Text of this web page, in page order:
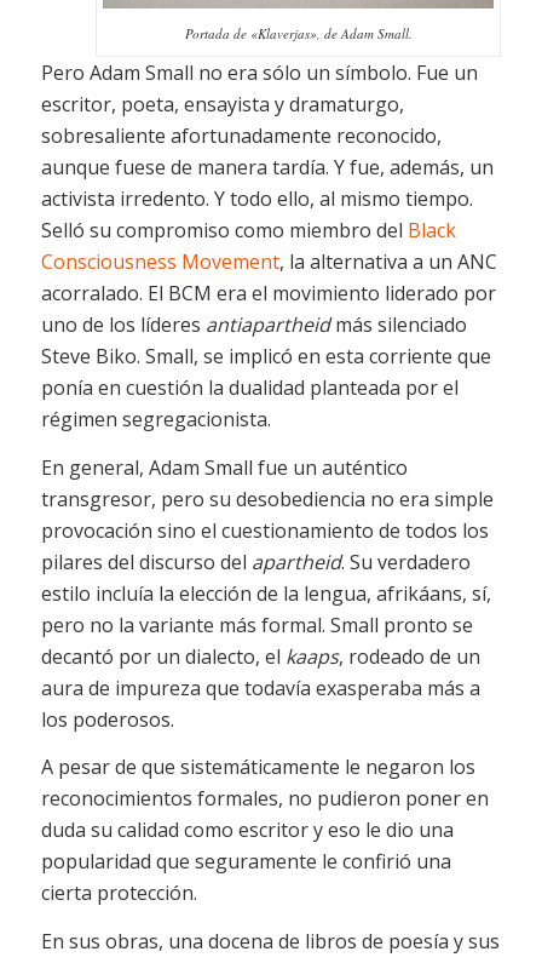
Portada de «Klaverjas», de Adam Small.
Pero Adam Small no era sólo un símbolo. Fue un
escritor, poeta, ensayista y dramaturgo,
sobresaliente afortunadamente reconocido,
aunque fuese de manera tardía. Y fue, además, un
activista irredento. Y todo ello, al mismo tiempo.
Selló su compromiso como miembro del Black
Consciousness Movement, la alternativa a un ANC
acorralado. El BCM era el movimiento liderado por
uno de los líderes antiapartheidmás silenciado
Steve Biko. Small, se implicó en esta corriente que
ponía en cuestión la dualidad planteada por el
régimen segregacionista.
En general, Adam Small fue un auténtico
transgresor, pero su desobediencia no era simple
provocación sino el cuestionamiento de todos los
pilares del discurso del apartheid. Su verdadero
estilo incluía la elección de la lengua, afrikáans, sí,
pero no la variante más formal. Small pronto se
decantó por un dialecto, el kaaps, rodeado de un
aura de impureza que todavía exasperaba más a
los poderosos.
A pesar de que sistemáticamente le negaron los
reconocimientos formales, no pudieron poner en
duda su calidad como escritor y eso le dio una
popularidad que seguramente le confirió una
cierta protección.
En sus obras, una docena de libros de poesía y sus